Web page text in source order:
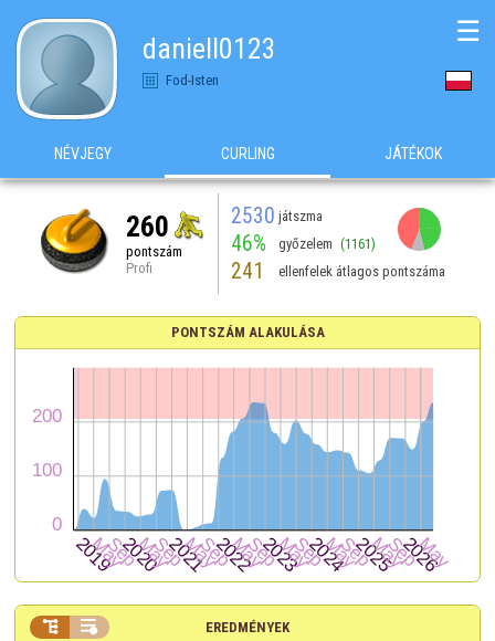
daniell0123
Fod-Isten
☰
NÉVJEGY CURLING JÁTÉKOK
260
pontszám
Profi
2530 játszma
46% győzelem (1161)
241 ellenfelek átlagos pontszáma
PONTSZÁM ALAKULÁSA
EREDMÉNYEK
 